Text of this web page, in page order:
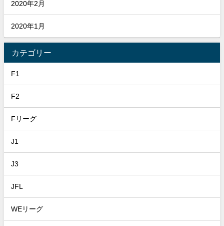
2020年2月
2020年1月
カテゴリー
F1
F2
Fリーグ
J1
J3
JFL
WEリーグ